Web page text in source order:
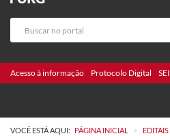
Acesso à informação Protocolo Digital SEI
VOCÊ ESTÁ AQUI: PÁGINA INICIAL > EDITAIS